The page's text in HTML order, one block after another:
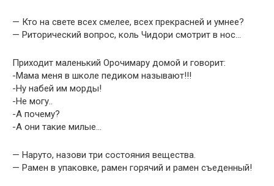
— Кто на свете всех смелее, всех прекрасней и умнее?
— Риторический вопрос, коль Чидори смотрит в нос…
Приходит маленький Орочимару домой и говорит:
-Мама меня в школе педиком называют!!!
-Ну набей им морды!
-Не могу..
-А почему?
-А они такие милые…
— Наруто, назови три состояния вещества.
— Рамен в упаковке, рамен горячий и рамен съеденный!